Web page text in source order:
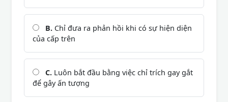
B. Chỉ đưa ra phản hồi khi có sự hiện diện
của cấp trên
C. Luôn bắt đầu bằng việc chỉ trích gay gắt
để gây ấn tượng